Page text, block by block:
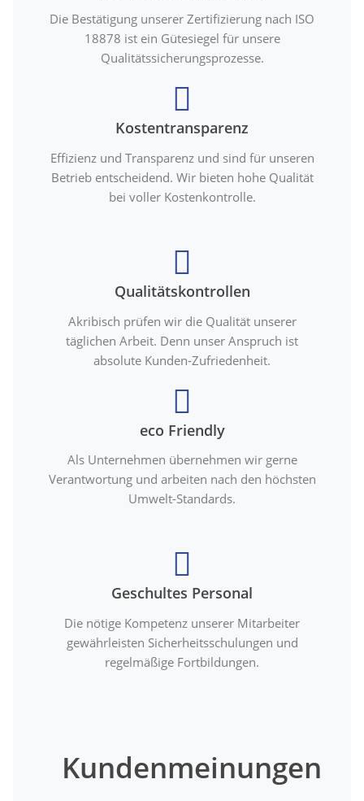
Die Bestätigung unserer Zertifizierung nach ISO
18878 ist ein Gütesiegel für unsere
Qualitätssicherungsprozesse.
Kostentransparenz
Effizienz und Transparenz und sind für unseren
Betrieb entscheidend. Wir bieten hohe Qualität
bei voller Kostenkontrolle.
Qualitätskontrollen
Akribisch prüfen wir die Qualität unserer
täglichen Arbeit. Denn unser Anspruch ist
absolute Kunden-Zufriedenheit.
eco Friendly
Als Unternehmen übernehmen wir gerne
Verantwortung und arbeiten nach den höchsten
Umwelt-Standards.
Geschultes Personal
Die nötige Kompetenz unserer Mitarbeiter
gewährleisten Sicherheitsschulungen und
regelmäßige Fortbildungen.
Kundenmeinungen